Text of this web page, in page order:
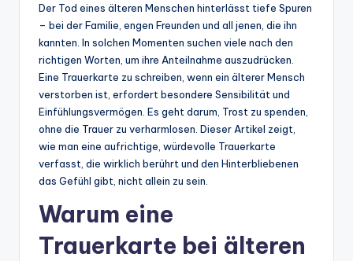
Der Tod eines älteren Menschen hinterlässt tiefe Spuren
– bei der Familie, engen Freunden und all jenen, die ihn
kannten. In solchen Momenten suchen viele nach den
richtigen Worten, um ihre Anteilnahme auszudrücken.
Eine Trauerkarte zu schreiben, wenn ein älterer Mensch
verstorben ist, erfordert besondere Sensibilität und
Einfühlungsvermögen. Es geht darum, Trost zu spenden,
ohne die Trauer zu verharmlosen. Dieser Artikel zeigt,
wie man eine aufrichtige, würdevolle Trauerkarte
verfasst, die wirklich berührt und den Hinterbliebenen
das Gefühl gibt, nicht allein zu sein.
Warum eine
Trauerkarte bei älteren